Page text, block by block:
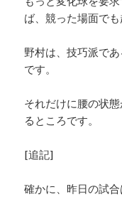
ば、競った場面でも
野村は、技巧派で
です。
それだけに腰の状
るところです。
[追記]
確かに、昨日の試